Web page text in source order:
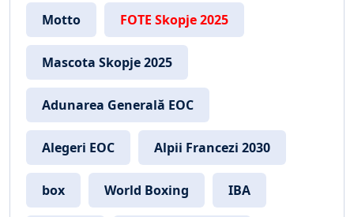
Motto FOTE Skopje 2025
Mascota Skopje 2025
Adunarea Generală EOC
Alegeri EOC Alpii Francezi 2030
box World Boxing IBA